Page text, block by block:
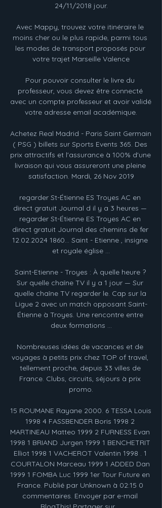
24/11/2018 jour.
Avec Mappy, trouvez votre itinéraire le
moins cher ou le plus rapide, parmi tous
les modes de transport proposés pour
votre trajet Marseille Valence
Pour pouvoir consulter le livre du
professeur, vous devez être connecté
avec un compte professeur et avoir validé
votre adresse email académique.
Achetez Real Madrid - Paris Saint Germain
( PSG ) billets sur Sports Events 365. Des
prix attractifs et l'assurance à 100% d'une
livraison qui vous assureront une pleine
satisfaction. Mardi, 26 Nov 2019
regarder St-Étienne ES Troyes AC en
direct gratuit Journal d il y a 3 heures —
regarder St-Étienne ES Troyes AC en
direct gratuit Journal des chemins de fer
12.02.2024 1860... Saint - Etienne , insigne
et royale église ...
Saint-Etienne - Troyes : À quelle heure ?
Sur quelle chaîne TV il y a 1 jour — Sur
quelle chaîne TV regarder le. Cap sur la
Ligue 2 avec un match opposant Saint-
Étienne à Troyes. Une rencontre entre
deux formations ...
Nombreuses idées de vacances et de
voyages à petits prix chez TOP of travel,
tellement proche, depuis 33 villes de
France. Clubs, circuits, séjours à prix
promo.
15 ROUMANE Rayane 2000. 6 TESSA Louis
1998 4 FASSBENDER Boris 1998 2
MARTINEAU Matteo 1999 2 FURNESS Evan
1998 1 BRIAND Jurgen 1999 1 BENCHETRIT
Elliot 1998 1 VACHEROT Valentin 1998 . 1
COURTALON Marceau 1999 1 ADDED Dan
1999 1 FOMBA Luc 1999 1er Tour Future en
France. Publié par Unknown à 02:15 0
commentaires. Envoyer par e-mail